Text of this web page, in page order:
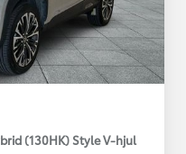
(130HK) Style V-hjul